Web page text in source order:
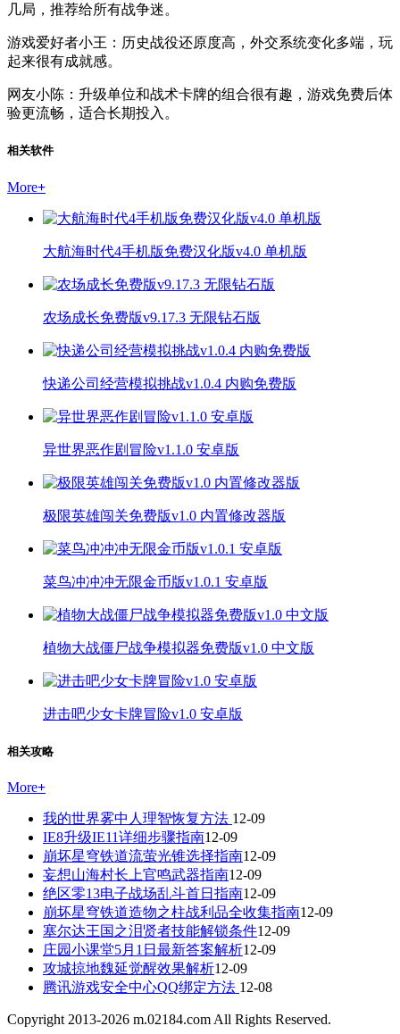
几局，推荐给所有战争迷。
游戏爱好者小王：历史战役还原度高，外交系统变化多端，玩
起来很有成就感。
网友小陈：升级单位和战术卡牌的组合很有趣，游戏免费后体
验更流畅，适合长期投入。
相关软件
More+
大航海时代4手机版免费汉化版v4.0 单机版
农场成长免费版v9.17.3 无限钻石版
快递公司经营模拟挑战v1.0.4 内购免费版
异世界恶作剧冒险v1.1.0 安卓版
极限英雄闯关免费版v1.0 内置修改器版
菜鸟冲冲冲无限金币版v1.0.1 安卓版
植物大战僵尸战争模拟器免费版v1.0 中文版
进击吧少女卡牌冒险v1.0 安卓版
相关攻略
More+
我的世界雾中人理智恢复方法 12-09
IE8升级IE11详细步骤指南12-09
崩坏星穹铁道流萤光锥选择指南12-09
妄想山海村长上官鸣武器指南12-09
绝区零13电子战场乱斗首日指南12-09
崩坏星穹铁道造物之柱战利品全收集指南12-09
塞尔达王国之泪贤者技能解锁条件12-09
庄园小课堂5月1日最新答案解析12-09
攻城掠地魏延觉醒效果解析12-09
腾讯游戏安全中心QQ绑定方法 12-08
Copyright 2013-2026 m.02184.com All Rights Reserved.